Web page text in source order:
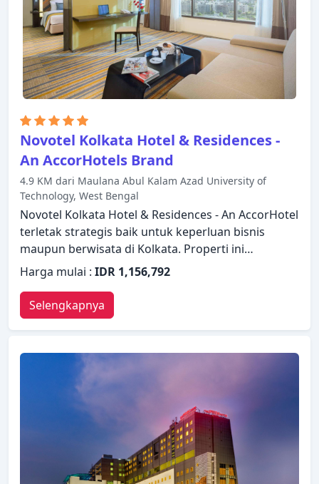
Novotel Kolkata Hotel & Residences -
An AccorHotels Brand
4.9 KM dari Maulana Abul Kalam Azad University of
Technology, West Bengal
Novotel Kolkata Hotel & Residences - An AccorHotel
terletak strategis baik untuk keperluan bisnis
maupun berwisata di Kolkata. Properti ini
menawarkan berbagai layanan dan fasilitas yang
dirancang untuk memberikan kenyamanan dan
kemudahan kepada para tamu. Staf yang siap
melayani akan menyambut dan memandu Anda di
Novotel Kolkata Hotel & Residences - An
AccorHotel. Semua kamar dirancang dan
didekorasi untuk membuat tamu merasa seperti di
rumah dan beberapa kamar dilengkapi dengan
televisi layar datar, telepon di kamar mandi, lantai
karpet, produk pembersih, rak pakaian.
Beristirahatlah setelah seharian beraktivitas dan
nikmatilah pusat kebugaran, sauna, lapangan golf
di area properti, kolam renang luar ruangan, spa.
Harga mulai : IDR 1,156,792
Selengkapnya